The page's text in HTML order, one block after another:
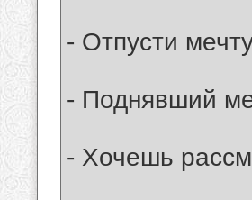
- Отпусти
- Поднявший
- Хочешь